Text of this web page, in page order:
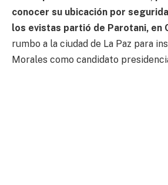
conocer su ubicación por
los evistas partió de Parotani, en
rumbo a la ciudad de La Paz para
Morales como candidato